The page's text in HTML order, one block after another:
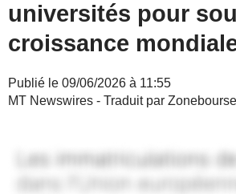
universités pour
croissance
Publié le 09/06/2026 à 11:55
MT Newswires - Traduit par Zonebourse